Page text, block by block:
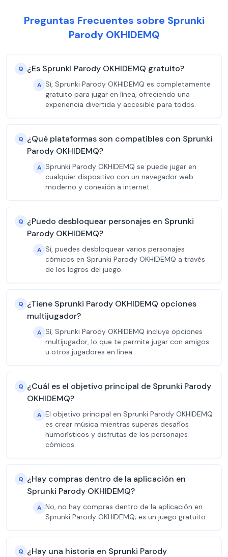
Preguntas Frecuentes sobre Sprunki
Parody OKHIDEMQ
Q ¿Es Sprunki Parody OKHIDEMQ gratuito?
A Sí, Sprunki Parody OKHIDEMQ es completamente
gratuito para jugar en línea, ofreciendo una
experiencia divertida y accesible para todos.
Q ¿Qué plataformas son compatibles con Sprunki
Parody OKHIDEMQ?
A Sprunki Parody OKHIDEMQ se puede jugar en
cualquier dispositivo con un navegador web
moderno y conexión a internet.
Q ¿Puedo desbloquear personajes en Sprunki
Parody OKHIDEMQ?
A Sí, puedes desbloquear varios personajes
cómicos en Sprunki Parody OKHIDEMQ a través
de los logros del juego.
Q ¿Tiene Sprunki Parody OKHIDEMQ opciones
multijugador?
A Sí, Sprunki Parody OKHIDEMQ incluye opciones
multijugador, lo que te permite jugar con amigos
u otros jugadores en línea.
Q ¿Cuál es el objetivo principal de Sprunki Parody
OKHIDEMQ?
A El objetivo principal en Sprunki Parody OKHIDEMQ
es crear música mientras superas desafíos
humorísticos y disfrutas de los personajes
cómicos.
Q ¿Hay compras dentro de la aplicación en
Sprunki Parody OKHIDEMQ?
A No, no hay compras dentro de la aplicación en
Sprunki Parody OKHIDEMQ; es un juego gratuito.
Q ¿Hay una historia en Sprunki Parody